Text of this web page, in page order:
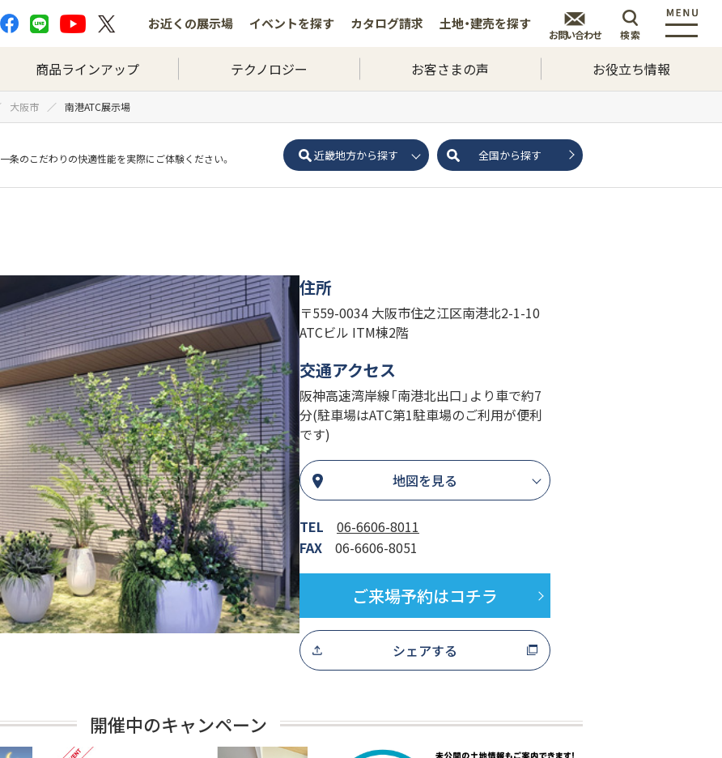
お近くの展示場 イベントを探す カタログ請求 土地・建売を探す
お問い合わせ 検索
商品ラインアップ テクノロジー お客さまの声 お役立ち情報
大阪市 南港ATC展示場
一条のこだわりの快適性能を実際にご体験ください。 近畿地方から探す 全国から探す
住所
〒559-0034 大阪市住之江区南港北2-1-10
ATCビル ITM棟2階
交通アクセス
阪神高速湾岸線「南港北出口」より車で約7
分(駐車場はATC第1駐車場のご利用が便利
です)
地図を見る
TEL 06-6606-8011
FAX 06-6606-8051
ご来場予約はコチラ
シェアする
開催中のキャンペーン